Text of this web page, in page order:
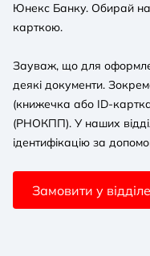
Юнекс Банку. Обирай
карткою.
Зауваж, що для
деякі документи.
(книжечка або ID-
(РНОКПП). У наших
ідентифікацію за
Замовити у